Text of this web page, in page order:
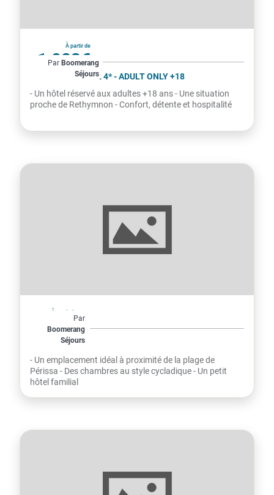
À partir de
1 083€
par personne
Par Boomerang
Séjours
IMPERIAL PALACE 4* - ADULT ONLY +18
- Un hôtel réservé aux adultes +18 ans - Une situation
proche de Rethymnon - Confort, détente et hospitalité
À partir de
435€
par personne
Par
Boomerang
Séjours
Grèce
MARY BILL 4*
- Un emplacement idéal à proximité de la plage de
Périssa - Des chambres au style cycladique - Un petit
hôtel familial